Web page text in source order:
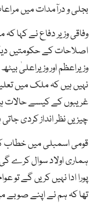
بجلی و درآمدات میں
وفاقی وزیر دفاع نے کہا کہ
اصلاحات کے حکومتیں
وزیراعظم اور وزیراعلیٰ
نہیں ہیں کہ ملک میں
غریبوں کے کیسے حالات
چیزیں نظر انداز کردی جاتی
قومی اسمبلی میں خطاب
ہماری اولاد سوال کرے
پورا ادا نہیں کریں گے تو
تھا کہ ہم نے اپنے صوبے